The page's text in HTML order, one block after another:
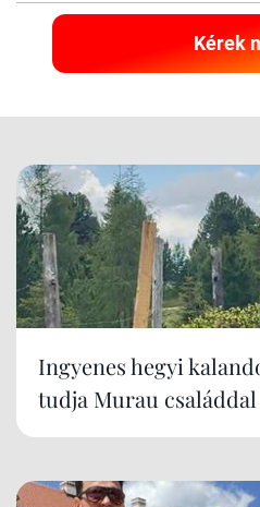
Kérek
Ingyenes hegyi
tudja Murau családdal